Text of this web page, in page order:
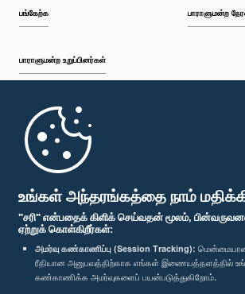
உங்கள் அந்தரங்கத்தை நாம்
"சரி" என்பதைக் கிளிக் செய்வதன் மூலம்,
ஏற்றுக் கொள்கிறீர்கள்:
அமர்வு கண்காணிப்பு (Session Tracking): மென்மையான
ரீதியான அனுபவத்திற்காக எங்கள் இணையத்தளத்தில்
கண்காணிக்க அமர்வுகளைப் பயன்படுத்துகிறோம்.
பங்கேற்க
பாராளுமன்ற உறுப்பினர்கள்
முதற்பக்கம்
பாராளுமன்ற
பாராளுமன்ற கையடக்க செயலி
எம்மை பின்தொடர்க :